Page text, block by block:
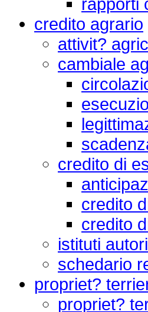
credito agrario
attivit?
cambiale
credito di
credito
credito
istituti
schedario
propriet?
propriet?